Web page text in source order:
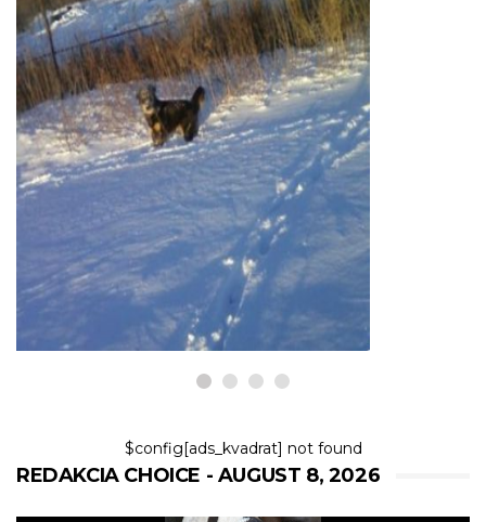
PSY
Ako zabrániť snehovým guľám a
ľadovým guličkám v pätkových
chráničoch
8,2026
$config[ads_kvadrat] not found
REDAKCIA CHOICE - AUGUST 8, 2026